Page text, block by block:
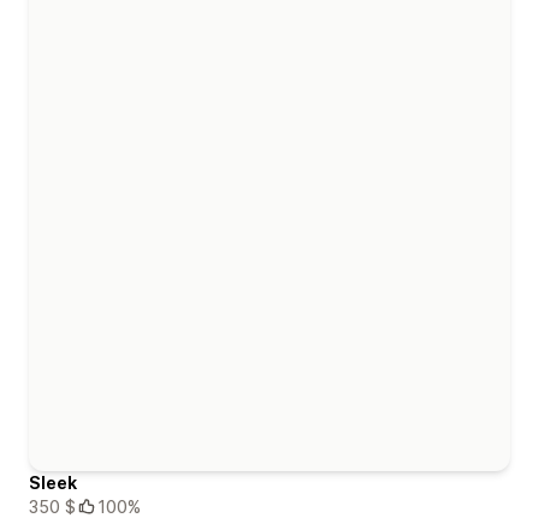
Sleek
350 $
100%